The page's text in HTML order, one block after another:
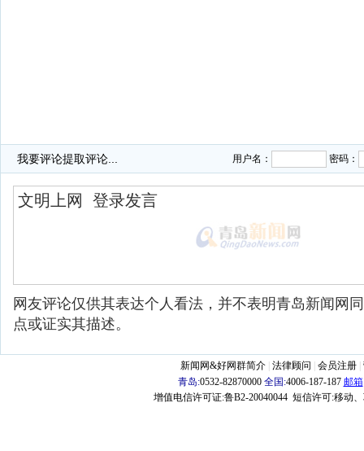
我要评论提取评论... 用户名： 密码：
网友评论仅供其表达个人看法，并不表明青岛新闻网
点或证实其描述。